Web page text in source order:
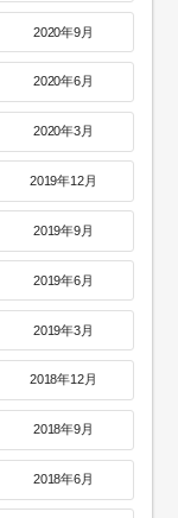
2020年9月
2020年6月
2020年3月
2019年12月
2019年9月
2019年6月
2019年3月
2018年12月
2018年9月
2018年6月